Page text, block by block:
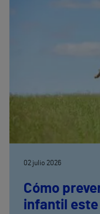
02 julio 2026
Cómo
infantil este